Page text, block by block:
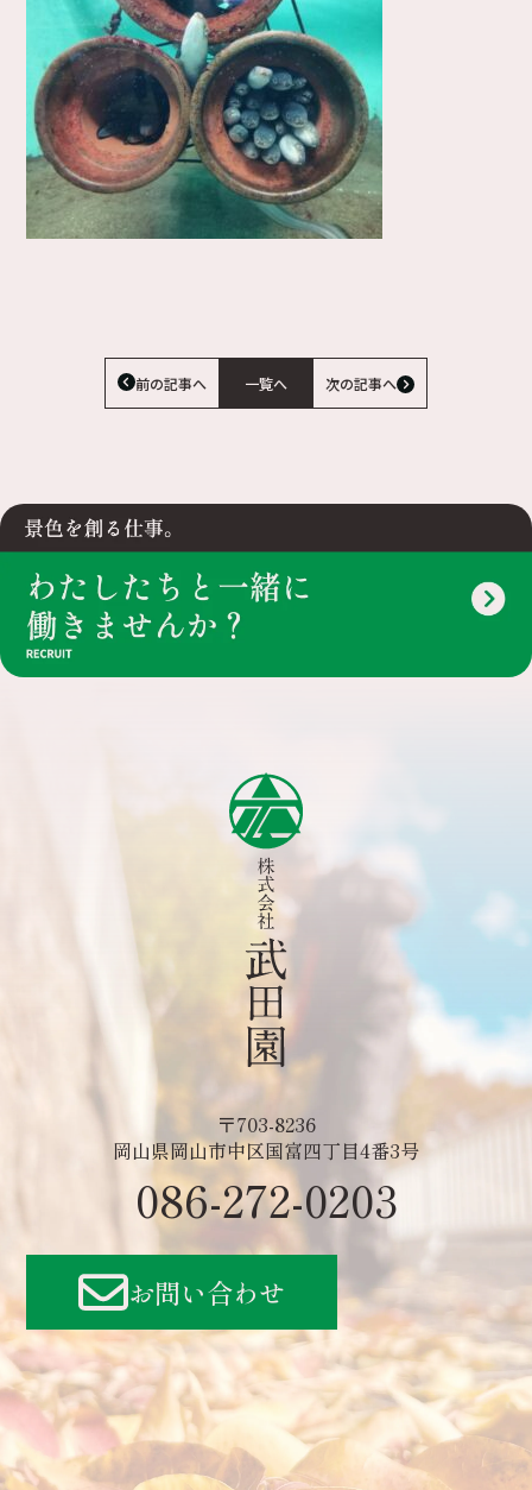
前の記事へ 一覧へ 次の記事へ
〒703-8236
岡山県岡山市中区国富四丁目4番3号
086-272-0203
お問い合わせ